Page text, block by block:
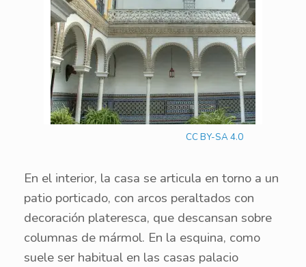
CC BY-SA 4.0
En el interior, la casa se articula en torno a un
patio porticado, con arcos peraltados con
decoración plateresca, que descansan sobre
columnas de mármol. En la esquina, como
suele ser habitual en las casas palacio